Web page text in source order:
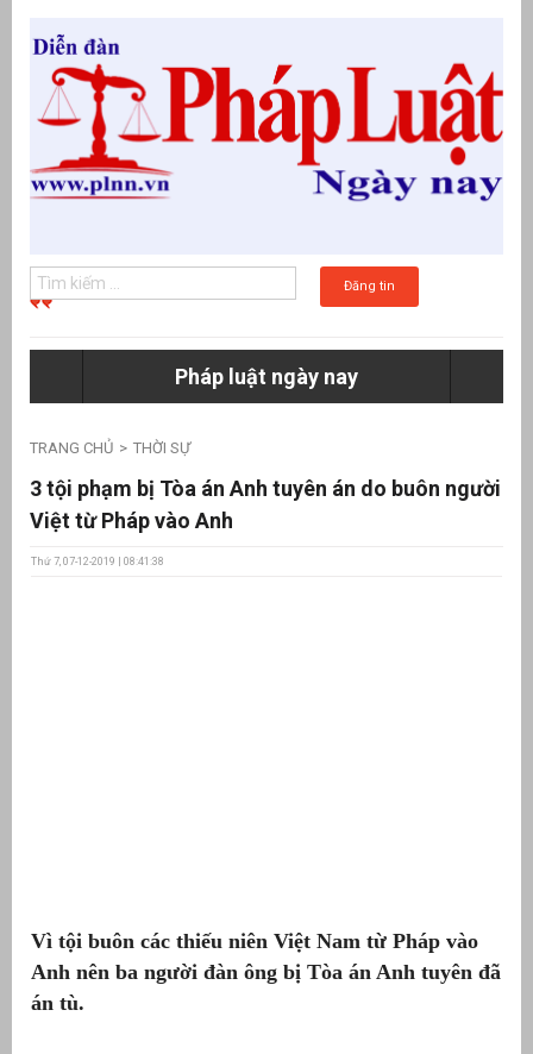
Đăng tin
Pháp luật ngày nay
TRANG CHỦ THỜI SỰ
3 tội phạm bị Tòa án Anh tuyên án do buôn người
Việt từ Pháp vào Anh
Thứ 7, 07-12-2019 | 08:41:38
Vì tội buôn các thiếu niên Việt Nam từ Pháp vào
Anh nên ba người đàn ông bị Tòa án Anh tuyên đã
án tù.